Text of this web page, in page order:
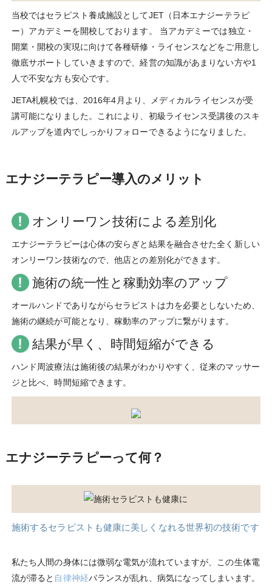
当校ではセラピスト養成施設としてJET（日本エナジーテラピ
ー）アカデミーを開校しております。 当アカデミーでは独立・
開業・開校の実現に向けて各種研修・ライセンスなどをご用意し
徹底サポートしていきますので、経営の知識があまりない方や1
人で不安な方も安心です。
JETA札幌校では、2016年4月より、メディカルライセンスが受
講可能になりました。これにより、初級ライセンス受講後のスキ
ルアップを道内でしっかりフォローできるようになりました。
エナジーテラピー導入のメリット
オンリーワン技術による差別化
エナジーテラピーは心体の安らぎと結果を融合させた全く新しい
オンリーワン技術なので、他店との差別化ができます。
施術の統一性と稼動効率のアップ
オールハンドでありながらセラピストは力を必要としないため、
施術の継続が可能となり、稼動率のアップに繋がります。
結果が早く、時間短縮ができる
ハンド周波療法は施術後の結果がわかりやすく、従来のマッサー
ジと比べ、時間短縮できます。
エナジーテラピーって何？
施術するセラピストも健康に美しくなれる世界初の技術です
私たち人間の身体には微弱な電気が流れていますが、この生体電
流が滞ると 自律神経バランスが乱れ、病気になってしまいます。